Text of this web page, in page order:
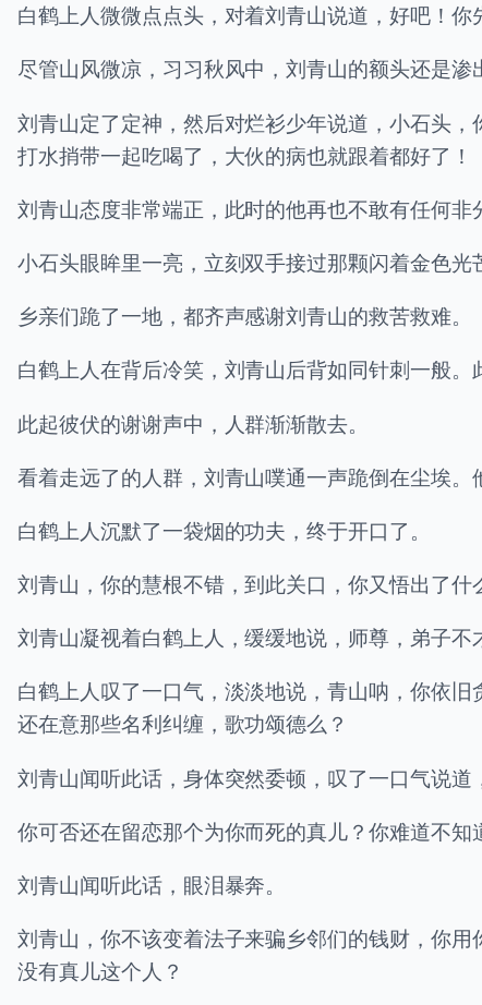
白鹤上人微微点点头，对着刘青山说道，好吧！
尽管山风微凉，习习秋风中，刘青山的额头还是渗
刘青山定了定神，然后对烂衫少年说道，小石头
打水捎带一起吃喝了，大伙的病也就跟着都好了！
刘青山态度非常端正，此时的他再也不敢有任何非
小石头眼眸里一亮，立刻双手接过那颗闪着金色光
乡亲们跪了一地，都齐声感谢刘青山的救苦救难。
白鹤上人在背后冷笑，刘青山后背如同针刺一般
此起彼伏的谢谢声中，人群渐渐散去。
看着走远了的人群，刘青山噗通一声跪倒在尘埃
白鹤上人沉默了一袋烟的功夫，终于开口了。
刘青山，你的慧根不错，到此关口，你又悟出了什
刘青山凝视着白鹤上人，缓缓地说，师尊，弟子不
白鹤上人叹了一口气，淡淡地说，青山呐，你依
还在意那些名利纠缠，歌功颂德么？
刘青山闻听此话，身体突然委顿，叹了一口气说道
你可否还在留恋那个为你而死的真儿？你难道不知
刘青山闻听此话，眼泪暴奔。
刘青山，你不该变着法子来骗乡邻们的钱财，你
没有真儿这个人？